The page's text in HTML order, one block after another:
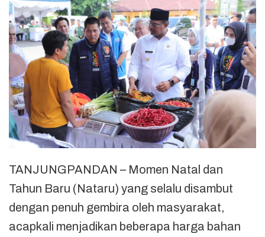
TANJUNGPANDAN – Momen Natal dan
Tahun Baru (Nataru) yang selalu disambut
dengan penuh gembira oleh masyarakat,
acapkali menjadikan beberapa harga bahan